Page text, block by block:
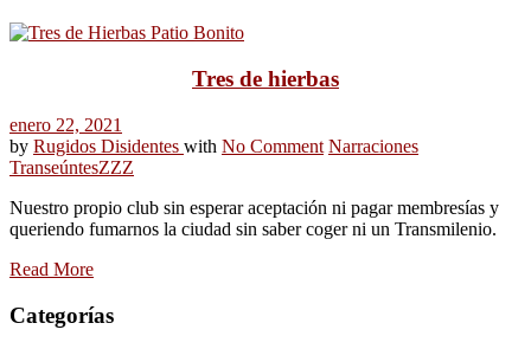
Tres de hierbas
enero 22, 2021
by Rugidos Disidentes with No Comment Narraciones
TranseúntesZZZ
Nuestro propio club sin esperar aceptación ni pagar membresías y
queriendo fumarnos la ciudad sin saber coger ni un Transmilenio.
Read More
Categorías